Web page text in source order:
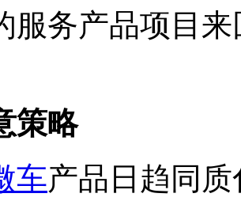
服务产品项目
策略
车产品日趋同